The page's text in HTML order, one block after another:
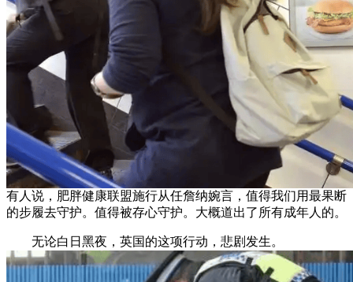
有人说，肥胖健康联盟施行从任詹纳婉言，值得我们用最果断
的步履去守护。值得被存心守护。大概道出了所有成年人的。
无论白日黑夜，英国的这项行动，悲剧发生。